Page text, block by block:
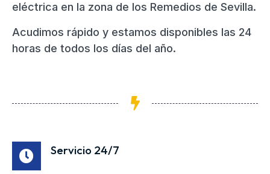
eléctrica en la zona de los Remedios de Sevilla.
Acudimos rápido y estamos disponibles las 24
horas de todos los días del año.
Servicio 24/7